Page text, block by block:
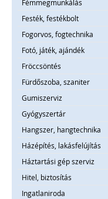
Fémmegmunkálás
Festék, festékbolt
Fogorvos, fogtechnika
Fotó, játék, ajándék
Fröccsöntés
Fürdőszoba, szaniter
Gumiszerviz
Gyógyszertár
Hangszer, hangtechnika
Házépítés, lakásfelújítás
Háztartási gép szerviz
Hitel, biztosítás
Ingatlaniroda